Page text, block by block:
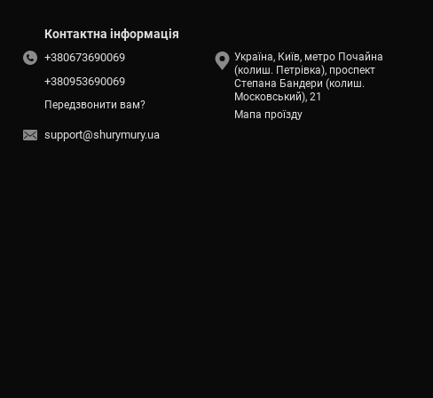
Контактна інформація
+380673690069
+380953690069
Передзвонити вам?
support@shurymury.ua
Україна, Київ, метро Почайна
(колиш. Петрівка), проспект
Степана Бандери (колиш.
Московський), 21
Мапа проїзду